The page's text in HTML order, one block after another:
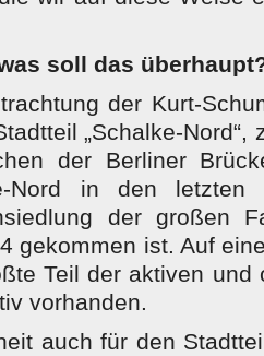
soll das
der Kurt-
„Schalke-Nord“,
der Berliner
Nord in den
der großen
gekommen ist. Auf
Teil der aktiven und
vorhanden.
auch für den